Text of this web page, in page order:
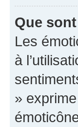
Que
Les
à
»